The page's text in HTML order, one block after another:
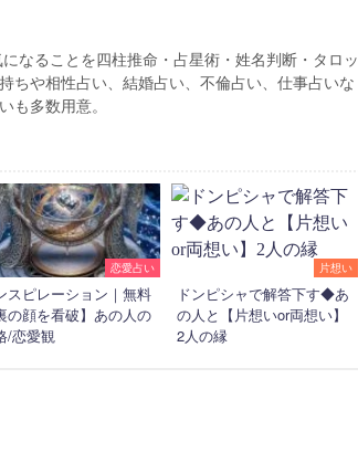
なることを四柱推命・占星術・姓名判断・タロッ
ちや相性占い、結婚占い、不倫占い、仕事占いな
も多数用意。
恋愛占い
スピレーション｜無料
の顔を看破】あの人の
/恋愛観
片想い
ドンピシャで解答下す◆あ
の人と【片想いor両想い】
2人の縁